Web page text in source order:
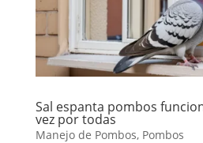
Sal espanta pombos
vez por todas
Manejo de Pombos, Pombos